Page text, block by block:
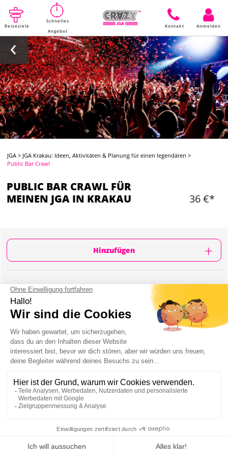
Reiseziele
Schnelles
Angebot
Kontakt Anmelden
JGA > JGA Krakau: Ideen, Aktivitäten & Planung für einen legendären >
Public Bar Crawl
PUBLIC BAR CRAWL FÜR
MEINEN JGA IN KRAKAU
36 €*
Hinzufügen
WAS IST ENTHALTEN?
Drinkspiele
Welcome-Shots in den Bars
1 Stunden Openbar (Bier, Wodka, Rum, Gin,
Shots nach Beliebem inklusive)
VIP Club Eintritt am Ende der Bartour inklusive
Englischsprachiger Reiseguide
Fotograf
PUBLIC BAR CRAWL IN KRAKAU : INFORMATION
Mein JGA in Krakau